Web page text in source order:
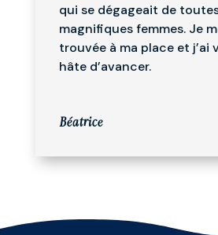
qui se dégageait de
magnifiques femmes. Je
trouvée à ma place et j’ai
hâte d’avancer.
Béatrice